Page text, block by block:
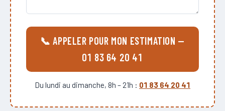
📞 APPELER POUR MON ESTIMATION —
01 83 64 20 41
Du lundi au dimanche, 8h – 21h : 01 83 64 20 41